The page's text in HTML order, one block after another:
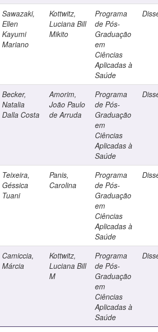
Sawazaki,
Ellen
Kayumi
Mariano
Kottwitz,
Luciana Bill
Mikito
Programa
de Pós-
Graduação
em
Ciências
Aplicadas à
Saúde
Becker,
Natalia
Dalla Costa
Amorim,
João Paulo
de Arruda
Programa
de Pós-
Graduação
em
Ciências
Aplicadas à
Saúde
Teixeira,
Géssica
Tuani
Panis,
Carolina
Programa
de Pós-
Graduação
em
Ciências
Aplicadas à
Saúde
Camiccia,
Márcia
Kottwitz,
Luciana Bill
M
Programa
de Pós-
Graduação
em
Ciências
Aplicadas à
Saúde